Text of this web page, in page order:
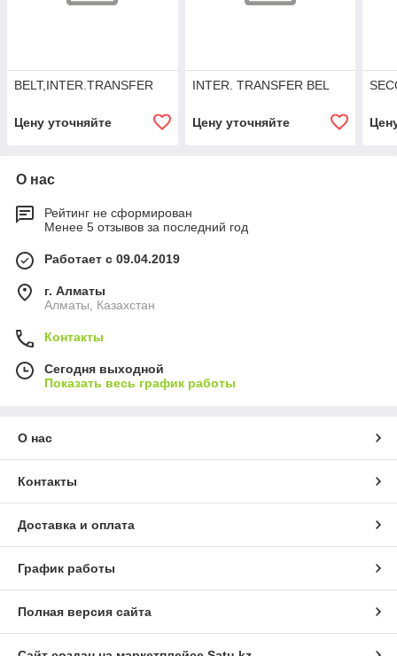
BELT,INTER.TRANSFER
Цену уточняйте
INTER. TRANSFER BEL
Цену уточняйте
О нас
Рейтинг не сформирован
Менее 5 отзывов за последний год
Работает с 09.04.2019
г. Алматы
Алматы, Казахстан
Контакты
Сегодня выходной
Показать весь график работы
О нас
Контакты
Доставка и оплата
График работы
Полная версия сайта